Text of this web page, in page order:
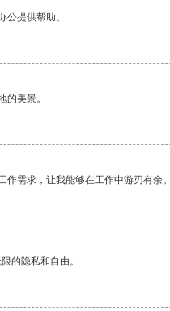
提供帮助。
美景。
需求，让我能够在工作中游刃有余。
的隐私和自由。